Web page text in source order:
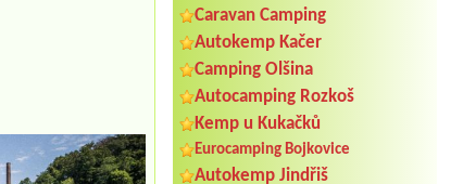
Caravan Camping
Autokemp Kačer
Camping Olšina
Autocamping Rozkoš
Kemp u Kukačků
Eurocamping Bojkovice
Autokemp Jindřiš
Termín od 2026-08-20 |